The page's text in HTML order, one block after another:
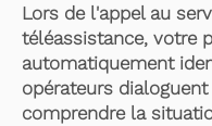
Lors de l'appel au
téléassistance, votre
automatiquement
opérateurs
comprendre la